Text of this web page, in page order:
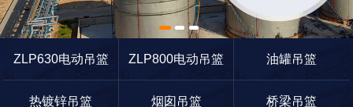
1 2 3
ZLP630电动吊篮
ZLP800电动吊篮 油罐吊篮
热镀锌吊篮 烟囱吊篮 桥梁吊篮